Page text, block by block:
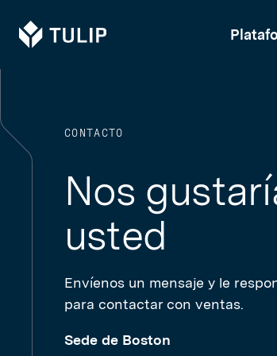
Tulip
CONTACTO
Nos
usted
Envíenos un mensaje y le
para contactar con ventas.
Sede de Boston